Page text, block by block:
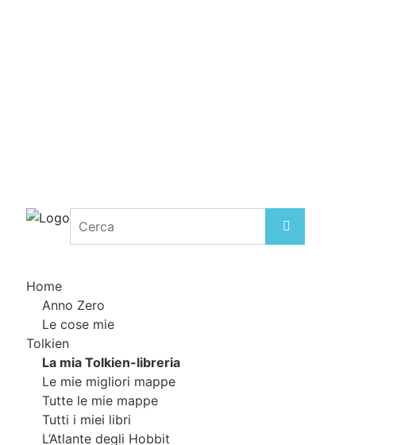
C
aHome
Anno Zero
Le cose mie
Tolkien
La mia Tolkien-libreria
Le mie migliori mappe
Tutte le mie mappe
Tutti i miei libri
L’Atlante degli Hobbit